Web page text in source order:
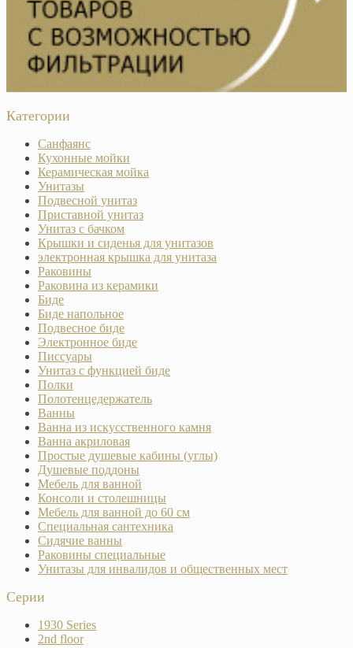
Категории
Санфаянс
Кухонные мойки
Керамическая мойка
Унитазы
Подвесной унитаз
Приставной унитаз
Унитаз с бачком
Крышки и сиденья для унитазов
электронная крышка для унитаза
Раковины
Раковина из керамики
Биде
Биде напольное
Подвесное биде
Электронное биде
Писсуары
Унитаз с функцией биде
Полки
Полотенцедержатель
Ванны
Ванна из искусственного камня
Ванна акриловая
Простые душевые кабины (углы)
Душевые поддоны
Мебель для ванной
Консоли и столешницы
Мебель для ванной до 60 см
Специальная сантехника
Сидячие ванны
Раковины специальные
Унитазы для инвалидов и общественных мест
Серии
1930 Series
2nd floor